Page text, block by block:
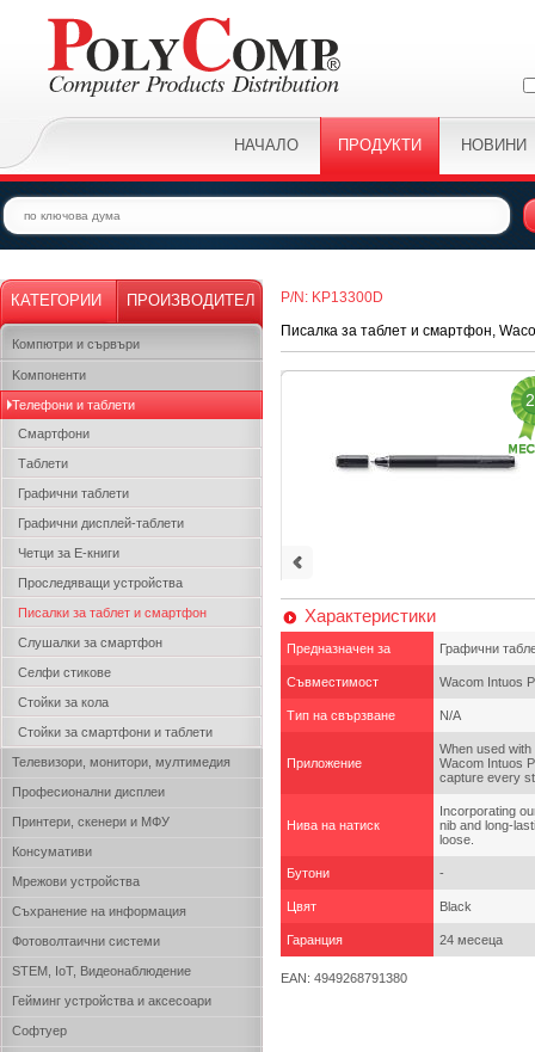
НАЧАЛО ПРОДУКТИ НОВИНИ
КАТЕГОРИИ ПРОИЗВОДИТЕЛ
Компютри и сървъри
Kомпоненти
Телефони и таблети
Смартфони
Таблети
Графични таблети
Графични дисплей-таблети
Четци за Е-книги
Проследяващи устройства
Писалки за таблет и смартфон
Слушалки за смартфон
Селфи стикове
Стойки за кола
Стойки за смартфони и таблети
Телевизори, монитори, мултимедия
Професионални дисплеи
Принтери, скенери и МФУ
Консумативи
Мрежови устройства
Съхранение на информация
Фотоволтаични системи
STEM, IoT, Видеонаблюдение
Гейминг устройства и аксесоари
Софтуер
P/N: KP13300D
Писалка за таблет и смартфон,
Характеристики
Предназначен за Графични
Съвместимост Wacom Intuos
Тип на свързване N/A
Приложение
When used
Wacom Intuos
capture every
Нива на натиск
Incorporating
nib and long-
loose.
Бутони -
Цвят Black
Гаранция 24 месеца
EAN: 4949268791380